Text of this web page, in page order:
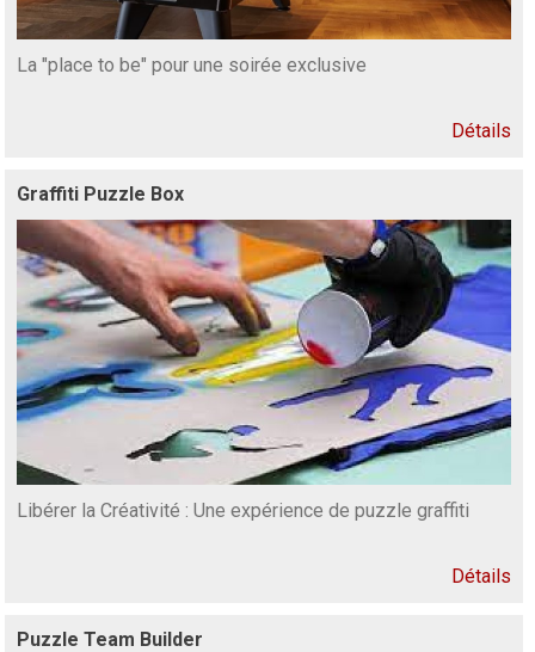
La "place to be" pour une soirée exclusive
Détails
Graffiti Puzzle Box
Libérer la Créativité : Une expérience de puzzle graffiti
Détails
Puzzle Team Builder